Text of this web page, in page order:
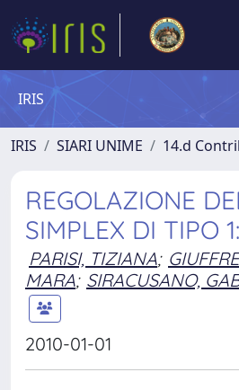
IRIS
IRIS SIARI UNIME 14.d
REGOLAZIONE
SIMPLEX DI TIPO
PARISI, TIZIANA;
MARA; SIRACUSANO,
2010-01-01